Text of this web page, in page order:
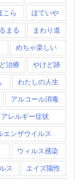
こら ほていや
まる まわり道
めちゃ楽しい
治療 やけど跡
わたしの人生
アルコール消毒
アレルギー症状
エンザウイルス
ウィルス感染
ス エイズ陽性